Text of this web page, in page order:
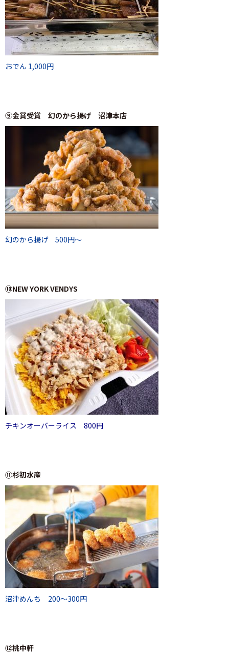
おでん 1,000円
⑨金賞受賞 幻のから揚げ 沼津本店
幻のから揚げ 500円～
⑩NEW YORK VENDYS
チキンオーバーライス 800円
⑪杉初水産
沼津めんち 200～300円
⑫桃中軒